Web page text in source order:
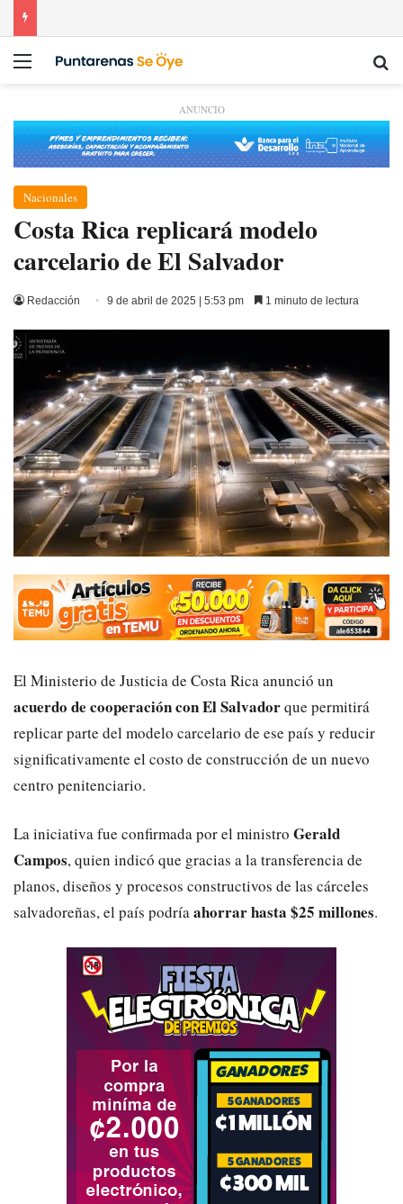
Menú
ANUNCIO
Nacionales
Costa Rica replicará modelo
carcelario de El Salvador
Redacción 9 de abril de 2025 | 5:53 pm 1 minuto de lectura
El Ministerio de Justicia de Costa Rica anunció un
acuerdo de cooperación con El Salvadorque permitirá
replicar parte del modelo carcelario de ese país y reducir
significativamente el costo de construcción de un nuevo
centro penitenciario.
La iniciativa fue confirmada por el ministro Gerald
Campos, quien indicó que gracias a la transferencia de
planos, diseños y procesos constructivos de las cárceles
salvadoreñas, el país podríaahorrar hasta $25 millones.